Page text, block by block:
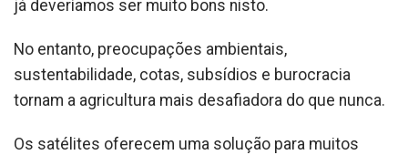
já deveríamos ser muito bons nisto.
No entanto, preocupações ambientais,
sustentabilidade, cotas, subsídios e burocracia
tornam a agricultura mais desafiadora do que nunca.
Os satélites oferecem uma solução para muitos